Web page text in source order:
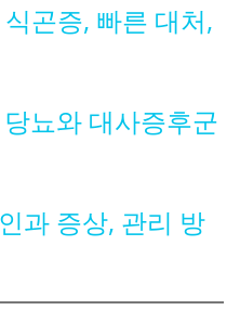
곤증, 빠른 대처,
뇨와 대사증후군
과 증상, 관리 방